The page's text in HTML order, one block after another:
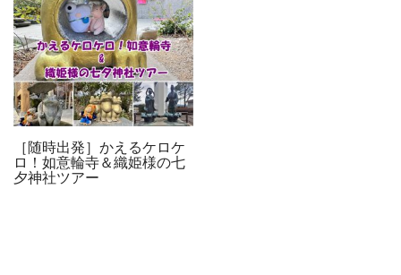
［随時出発］かえるケロケ
ロ！如意輪寺＆織姫様の七
夕神社ツアー